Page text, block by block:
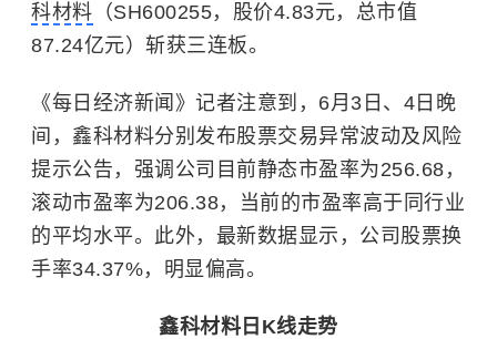
科材料 （SH600255，股价4.83元，总市值
87.24亿元）斩获三连板。
《每日经济新闻》记者注意到，6月3日、4日晚
间，鑫科材料分别发布股票交易异常波动及风险
提示公告，强调公司目前静态市盈率为256.68，
滚动市盈率为206.38，当前的市盈率高于同行业
的平均水平。此外，最新数据显示，公司股票换
手率34.37%，明显偏高。
鑫科材料日K线走势